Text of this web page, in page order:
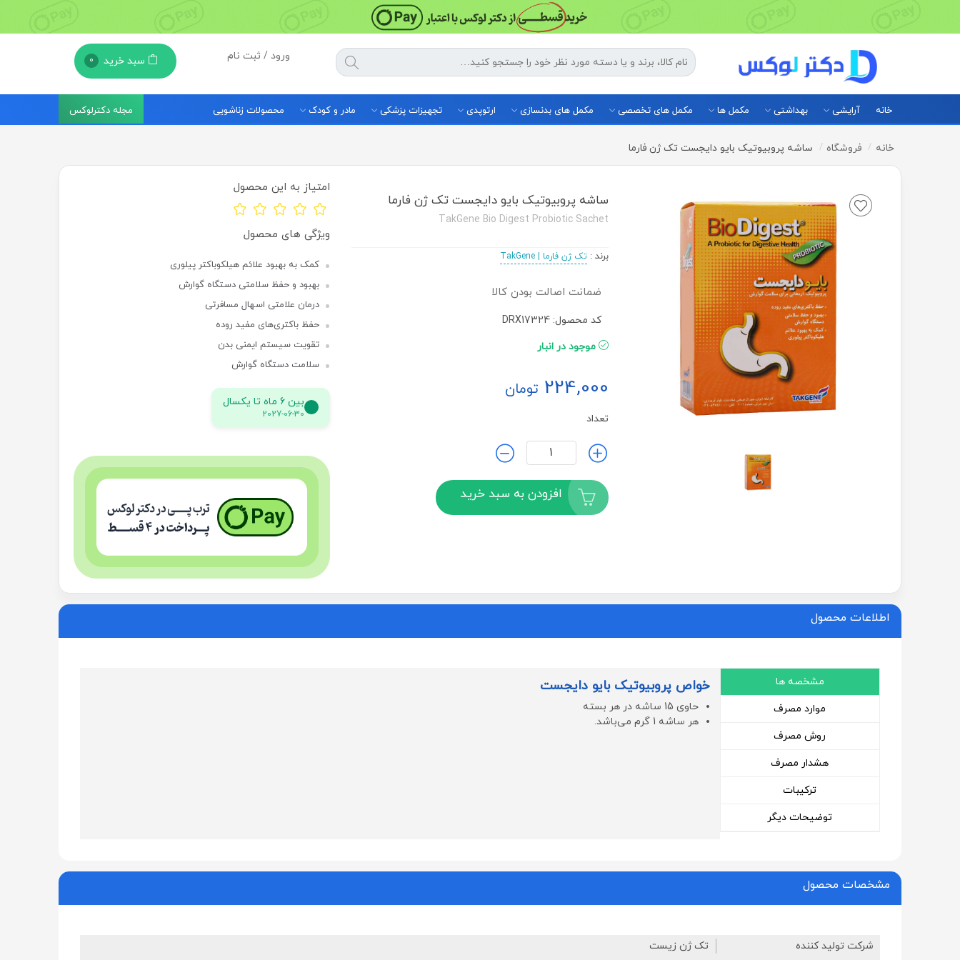
ورود / ثبت نام سبد خرید 0
خانه آرایشی بهداشتی مکمل ها مکمل های تخصصی مکمل های بدنسازی ارتوپدی تجهیزات پزشکی مادر و کودک محصولات زناشویی مجله دکترلوکس
خانه فروشگاه ساشه پروبیوتیک بایو دایجست تک ژن فارما
ساشه پروبیوتیک بایو دایجست تک ژن فارما
TakGene Bio Digest Probiotic Sachet
برند :تک ژن فارما | TakGene
ضمانت اصالت بودن کالا
کد محصول: DRX17324
موجود در انبار
224,000 تومان
تعداد
افزودن به سبد خرید
امتیاز به این محصول
ویژگی های محصول
کمک به بهبود علائم هیلکوباکتر پیلوری
بهبود و حفظ سلامتی دستگاه گوارش
درمان علامتی اسهال مسافرتی
حفظ باکتری‌های مفید روده
تقویت سیستم ایمنی بدن
سلامت دستگاه گوارش
بین 6 ماه تا یکسال
2027-06-30
اطلاعات محصول
مشخصه ها
موارد مصرف
روش مصرف
هشدار مصرف
ترکیبات
توضیحات دیگر
خواص پروبیوتیک بایو دایجست
حاوی 15 ساشه در هر بسته
هر ساشه 1 گرم می‌باشد.
مشخصات محصول
شرکت تولید کننده تک ژن زیست